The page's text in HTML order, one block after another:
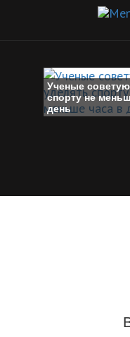
Ученые
спорту не
день